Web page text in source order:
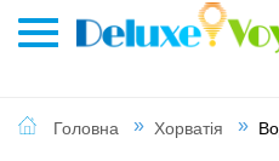
Головна Хорватія